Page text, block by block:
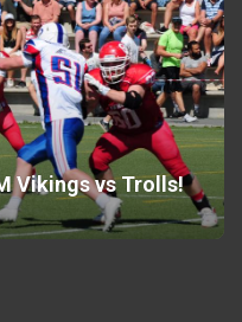
Vikings vs Trolls!